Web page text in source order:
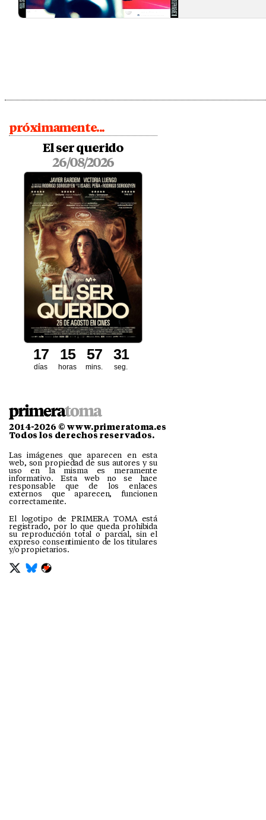
próximamente...
El ser querido
26/08/2026
días
17
horas
15
mins.
57
seg.
30
2014-2026 © www.primeratoma.es
Todos los derechos reservados.
Las imágenes que aparecen en esta
web, son propiedad de sus autores y su
uso en la misma es meramente
informativo. Esta web no se hace
responsable que de los enlaces
externos que aparecen, funcionen
correctamente.
El logotipo de PRIMERA TOMA está
registrado, por lo que queda prohibida
su reproducción total o parcial, sin el
expreso consentimiento de los titulares
y/o propietarios.